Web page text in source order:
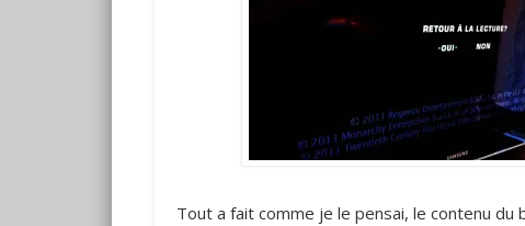
Tout a fait comme je le pensai, le contenu du